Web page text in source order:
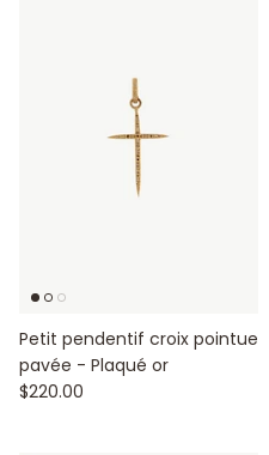
Petit pendentif croix pointue
pavée - Plaqué or
$220.00